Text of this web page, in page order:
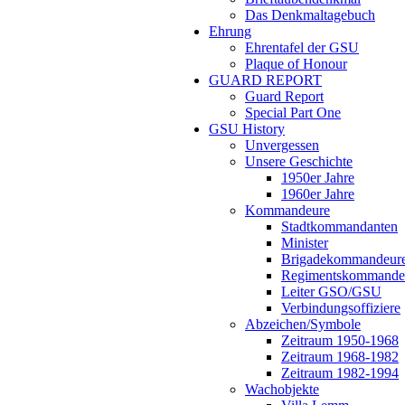
Das Denkmaltagebuch
Ehrung
Ehrentafel der GSU
Plaque of Honour
GUARD REPORT
Guard Report
Special Part One
GSU History
Unvergessen
Unsere Geschichte
1950er Jahre
1960er Jahre
Kommandeure
Stadtkommandanten
Minister
Leiter GSO/GSU
Verbindungsoffiziere
Abzeichen/Symbole
Zeitraum 1950-1968
Zeitraum 1968-1982
Zeitraum 1982-1994
Wachobjekte